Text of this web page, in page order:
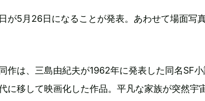
が5月26日になることが発表。あわせて場面写
作は、三島由紀夫が1962年に発表した同名SF
に移して映画化した作品。平凡な家族が突然宇